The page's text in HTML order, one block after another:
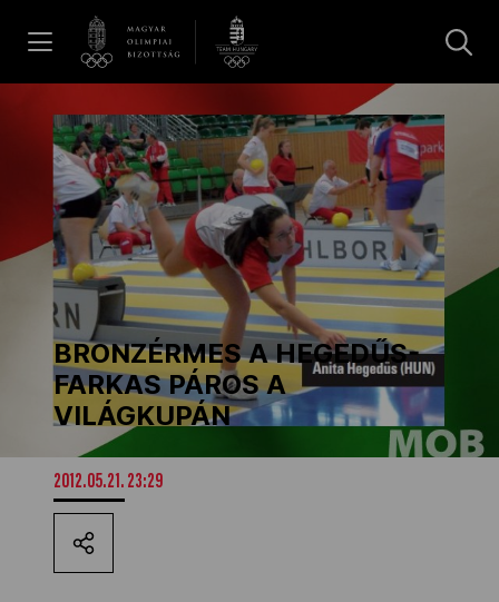
Hírek
Galéria
Dakar 2026
Los Angeles 2028
MOB
Kettőskarrier-program
BRONZÉRMES A HEGEDŰS-
FARKAS PÁROS A
VILÁGKUPÁN
2012.05.21. 23:29